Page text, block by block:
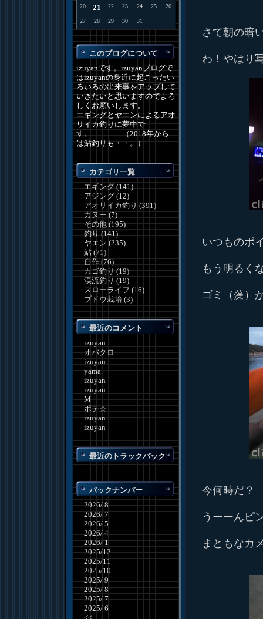
20 21 22 23 24 25 26
27 28 29 30 31
このブログについて
izuyanです。izuyanブログで
はizuyanの身近に起こったい
ろいろの出来事をアップして
いきたいと思いますのでよろ
しくお願いします。
エギングとヤエンによるアオ
リイカ釣りに夢中で
す。 （2018年から
は鮎釣りも・・。）
カテゴリ一覧
エギング (141)
アジング (12)
アオリイカ釣り (391)
カヌー (7)
その他 (195)
釣り (141)
ヤエン (235)
鮎 (71)
自作 (76)
カゴ釣り (19)
渓流釣り (19)
スローライフ (16)
ブドウ栽培 (3)
最近のコメント
izuyan
オバクロ
izuyan
yama
izuyan
izuyan
M
ポテ☆
izuyan
izuyan
最近のトラックバック
バックナンバー
2026/ 8
2026/ 7
2026/ 5
2026/ 4
2026/ 1
2025/12
2025/11
2025/10
2025/ 9
2025/ 8
2025/ 7
2025/ 6
さて朝の暗
わ！やはり
いつものポ
もう明るく
ゴミ（藻）
今何時だ？
うーーんピ
まともなカ